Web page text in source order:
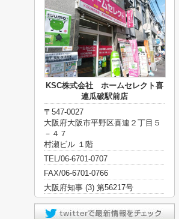
KSC株式会社 ホームセレクト喜
連瓜破駅前店
〒547-0027
大阪府大阪市平野区喜連２丁目５
－４７
村瀬ビル １階
TEL/06-6701-0707
FAX/06-6701-0766
大阪府知事 (3) 第56217号